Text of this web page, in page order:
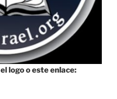
logo o este enlace: